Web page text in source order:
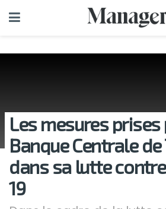
Les mesures prises
Banque Centrale de
dans sa lutte contre
19